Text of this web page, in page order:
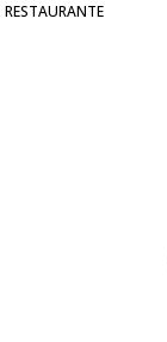
RESTAURANTE